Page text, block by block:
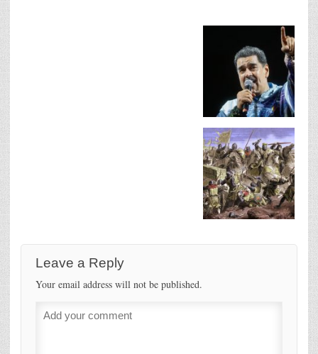
Leave a Reply
Your email address will not be published.